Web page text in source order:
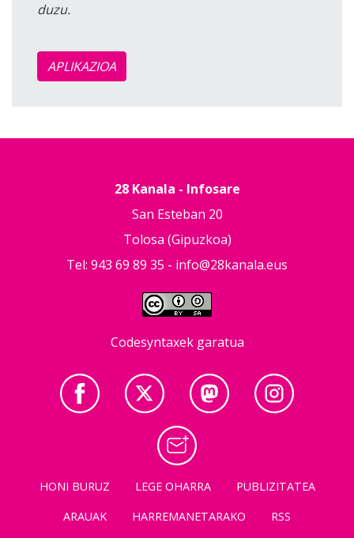
duzu.
APLIKAZIOA
28 Kanala - Infosare
San Esteban 20
Tolosa (Gipuzkoa)
Tel: 943 69 89 35 - info@28kanala.eus
Codesyntaxek garatua
HONI BURUZ LEGE OHARRA
PUBLIZITATEA
ARAUAK
HARREMANETARAKO RSS